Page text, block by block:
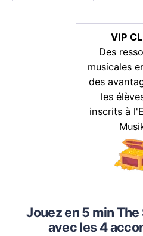
VIP
Des
musicales
des
les
inscrits à
Jouez en 5 min
avec les 4